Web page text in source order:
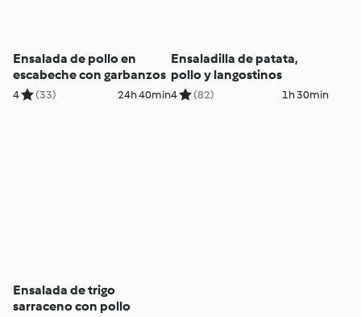
Ensalada de pollo en
escabeche con garbanzos
4 (33) 24h 40min
Ensaladilla de patata,
pollo y langostinos
4 (82) 1h 30min
Ensalada de trigo
sarraceno con pollo